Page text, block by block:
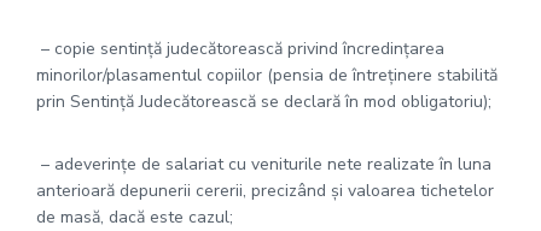
– copie sentinţă judecătorească privind încredinţarea
minorilor/plasamentul copiilor (pensia de întreţinere stabilită
prin Sentinţă Judecătorească se declară în mod obligatoriu);
– adeverinţe de salariat cu veniturile nete realizate în luna
anterioară depunerii cererii, precizând şi valoarea tichetelor
de masă, dacă este cazul;